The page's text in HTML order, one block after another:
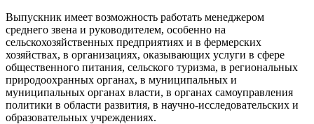
Выпускник имеет возможность работать менеджером
среднего звена и руководителем, особенно на
сельскохозяйственных предприятиях и в фермерских
хозяйствах, в организациях, оказывающих услуги в сфере
общественного питания, сельского туризма, в региональных
природоохранных органах, в муниципальных и
муниципальных органах власти, в органах самоуправления
политики в области развития, в научно-исследовательских и
образовательных учреждениях.